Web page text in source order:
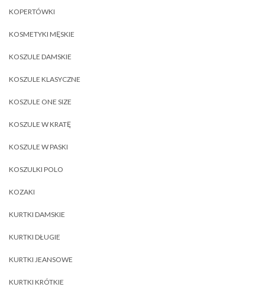
KOPERTÓWKI
KOSMETYKI MĘSKIE
KOSZULE DAMSKIE
KOSZULE KLASYCZNE
KOSZULE ONE SIZE
KOSZULE W KRATĘ
KOSZULE W PASKI
KOSZULKI POLO
KOZAKI
KURTKI DAMSKIE
KURTKI DŁUGIE
KURTKI JEANSOWE
KURTKI KRÓTKIE